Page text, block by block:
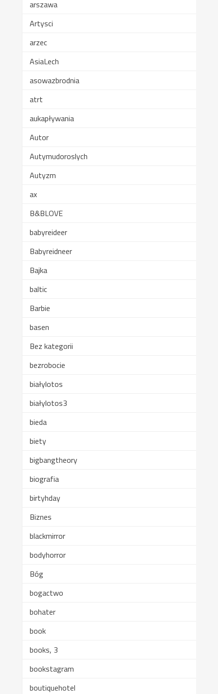
arszawa
Artysci
arzec
AsiaLech
asowazbrodnia
atrt
aukapływania
Autor
Autymudoroslych
Autyzm
ax
B&BLOVE
babyreideer
Babyreidneer
Bajka
baltic
Barbie
basen
Bez kategorii
bezrobocie
białylotos
białylotos3
bieda
biety
bigbangtheory
biografia
birtyhday
Biznes
blackmirror
bodyhorror
Bóg
bogactwo
bohater
book
books, 3
bookstagram
boutiquehotel